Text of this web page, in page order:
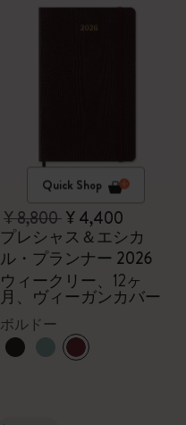
Quick Shop
¥ 8,800¥ 4,400
プレシャス＆エシカ
ル・プランナー 2026
ウィークリー、12ヶ
月、ヴィーガンカバー
ボルドー